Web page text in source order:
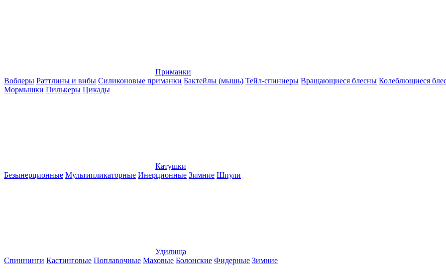
Приманки
Воблеры Раттлины и вибы Силиконовые приманки Бактейлы (мышь) Тейл-спиннеры Вращающиеся блесны Колеблющиеся
Мормышки Пилькеры Цикады
Катушки
Безынерционные Мультипликаторные Инерционные Зимние Шпули
Удилища
Спиннинги Кастинговые Поплавочные Маховые Болонские Фидерные Зимние